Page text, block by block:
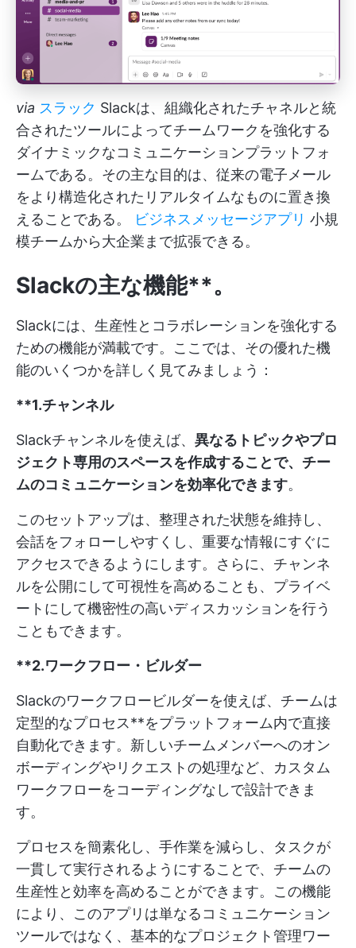
via スラック Slackは、組織化されたチャネルと統
合されたツールによってチームワークを強化する
ダイナミックなコミュニケーションプラットフォ
ームである。その主な目的は、従来の電子メール
をより構造化されたリアルタイムなものに置き換
えることである。
ビジネスメッセージアプリ 小規
模チームから大企業まで拡張できる。
Slackの主な機能**。
Slackには、生産性とコラボレーションを強化する
ための機能が満載です。ここでは、その優れた機
能のいくつかを詳しく見てみましょう：
**1.チャンネル
Slackチャンネルを使えば、 異なるトピックやプロ
ジェクト専用のスペースを作成することで、チー
ムのコミュニケーションを効率化できます。
このセットアップは、整理された状態を維持し、
会話をフォローしやすくし、重要な情報にすぐに
アクセスできるようにします。さらに、チャンネ
ルを公開にして可視性を高めることも、プライベ
ートにして機密性の高いディスカッションを行う
こともできます。
**2.ワークフロー・ビルダー
Slackのワークフロービルダーを使えば、チームは
定型的なプロセス**をプラットフォーム内で直接
自動化できます。新しいチームメンバーへのオン
ボーディングやリクエストの処理など、カスタム
ワークフローをコーディングなしで設計できま
す。
プロセスを簡素化し、手作業を減らし、タスクが
一貫して実行されるようにすることで、チームの
生産性と効率を高めることができます。この機能
により、このアプリは単なるコミュニケーション
ツールではなく、基本的なプロジェクト管理ワー